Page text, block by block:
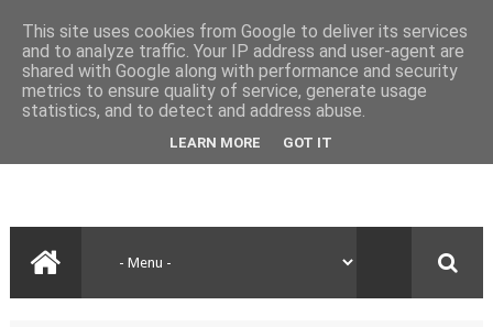
This site uses cookies from Google to deliver its services
and to analyze traffic. Your IP address and user-agent are
shared with Google along with performance and security
metrics to ensure quality of service, generate usage
statistics, and to detect and address abuse.
LEARN MORE GOT IT